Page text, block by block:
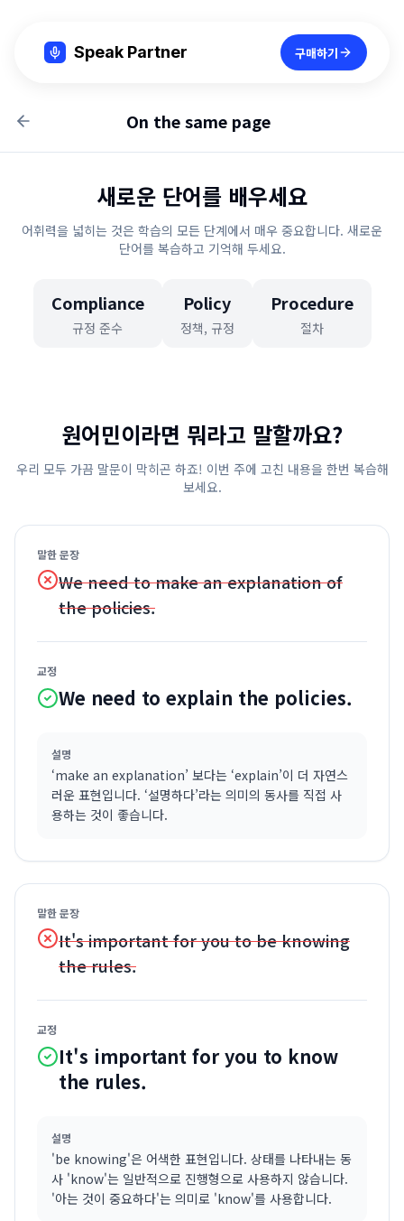
Speak Partner 구매하기
On the same page
새로운 단어를 배우세요
어휘력을 넓히는 것은 학습의 모든 단계에서 매우 중요합니다. 새로운
단어를 복습하고 기억해 두세요.
Compliance
규정 준수
Policy
정책, 규정
Procedure
절차
원어민이라면 뭐라고 말할까요?
우리 모두 가끔 말문이 막히곤 하죠! 이번 주에 고친 내용을 한번 복습해
보세요.
말한 문장
We need to make an explanation of
the policies.
교정
We need to explain the policies.
설명
‘make an explanation’ 보다는 ‘explain’이 더 자연스
러운 표현입니다. ‘설명하다’라는 의미의 동사를 직접 사
용하는 것이 좋습니다.
말한 문장
It's important for you to be knowing
the rules.
교정
It's important for you to know
the rules.
설명
'be knowing'은 어색한 표현입니다. 상태를 나타내는 동
사 'know'는 일반적으로 진행형으로 사용하지 않습니다.
'아는 것이 중요하다'는 의미로 'know'를 사용합니다.